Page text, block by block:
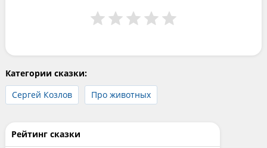
Категории сказки:
Сергей Козлов
Про животных
Рейтинг сказки